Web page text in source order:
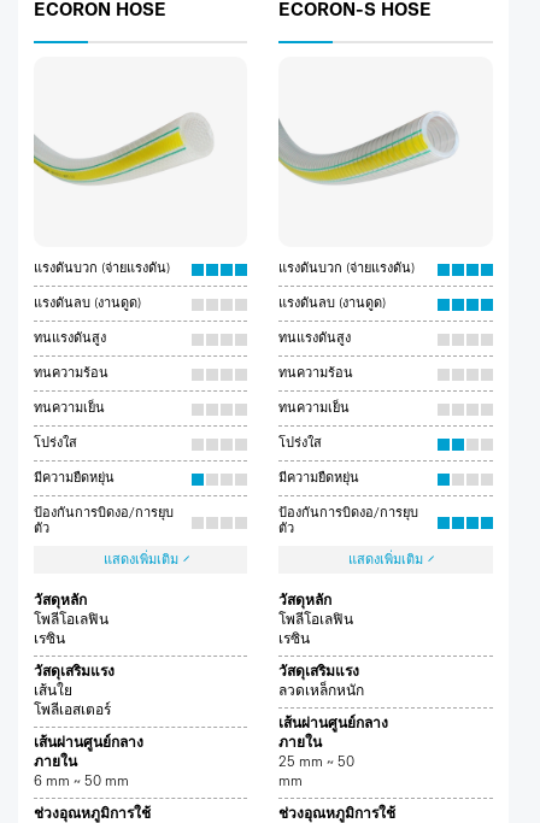
ECORON HOSE
แรงดันบวก (จ่ายแรงดัน)
แรงดันลบ (งานดูด)
ทนแรงดันสูง
ทนความร้อน
ทนความเย็น
โปร่งใส
มีความยืดหยุ่น
ป้องกันการบิดงอ/การยุบ
ตัว
แสดงเพิ่มเติม
วัสดุหลัก
โพลีโอเลฟิน
เรซิน
วัสดุเสริมแรง
เส้นใย
โพลีเอสเตอร์
เส้นผ่านศูนย์กลาง
ภายใน
6 mm ~ 50 mm
ช่วงอุณหภูมิการใช้
ECORON-S HOSE
แรงดันบวก (จ่ายแรงดัน)
แรงดันลบ (งานดูด)
ทนแรงดันสูง
ทนความร้อน
ทนความเย็น
โปร่งใส
มีความยืดหยุ่น
ป้องกันการบิดงอ/การยุบ
ตัว
แสดงเพิ่มเติม
วัสดุหลัก
โพลีโอเลฟิน
เรซิน
วัสดุเสริมแรง
ลวดเหล็กหนัก
เส้นผ่านศูนย์กลาง
ภายใน
25 mm ~ 50
mm
ช่วงอุณหภูมิการใช้